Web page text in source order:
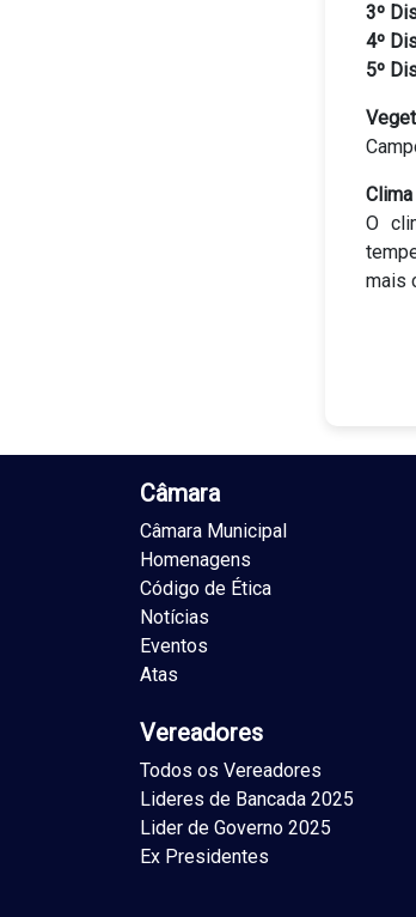
3º
4º
5º
Clima
O
mais
Câmara
Câmara Municipal
Homenagens
Código de Ética
Notícias
Eventos
Atas
Vereadores
Todos os Vereadores
Lideres de Bancada 2025
Lider de Governo 2025
Ex Presidentes